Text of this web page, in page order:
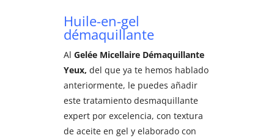
Huile-en-gel
démaquillante
Al Gelée Micellaire Démaquillante
Yeux, del que ya te hemos hablado
anteriormente, le puedes añadir
este tratamiento desmaquillante
expert por excelencia, con textura
de aceite en gel y elaborado con